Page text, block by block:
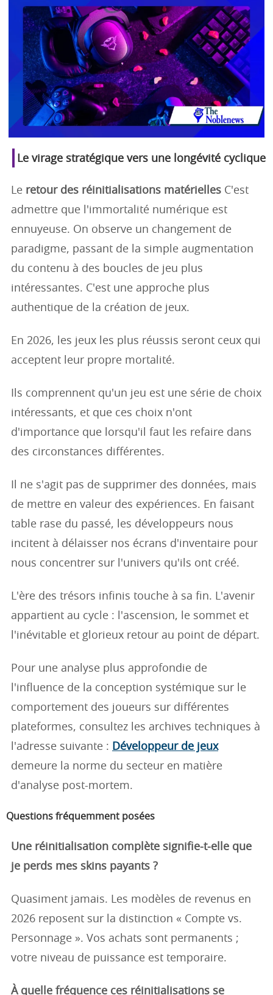
Le virage stratégique vers une longévité cyclique
Le retour des réinitialisations matérielles C'est
admettre que l'immortalité numérique est
ennuyeuse. On observe un changement de
paradigme, passant de la simple augmentation
du contenu à des boucles de jeu plus
intéressantes. C'est une approche plus
authentique de la création de jeux.
En 2026, les jeux les plus réussis seront ceux qui
acceptent leur propre mortalité.
Ils comprennent qu'un jeu est une série de choix
intéressants, et que ces choix n'ont
d'importance que lorsqu'il faut les refaire dans
des circonstances différentes.
Il ne s'agit pas de supprimer des données, mais
de mettre en valeur des expériences. En faisant
table rase du passé, les développeurs nous
incitent à délaisser nos écrans d'inventaire pour
nous concentrer sur l'univers qu'ils ont créé.
L'ère des trésors infinis touche à sa fin. L'avenir
appartient au cycle : l'ascension, le sommet et
l'inévitable et glorieux retour au point de départ.
Pour une analyse plus approfondie de
l'influence de la conception systémique sur le
comportement des joueurs sur différentes
plateformes, consultez les archives techniques à
l'adresse suivante : Développeur de jeux
demeure la norme du secteur en matière
d'analyse post-mortem.
Questions fréquemment posées
Une réinitialisation complète signifie-t-elle que
je perds mes skins payants ?
Quasiment jamais. Les modèles de revenus en
2026 reposent sur la distinction « Compte vs.
Personnage ». Vos achats sont permanents ;
votre niveau de puissance est temporaire.
À quelle fréquence ces réinitialisations se